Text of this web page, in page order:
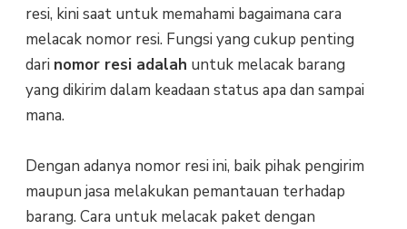
resi, kini saat untuk memahami bagaimana cara
melacak nomor resi. Fungsi yang cukup penting
dari nomor resi adalah untuk melacak barang
yang dikirim dalam keadaan status apa dan sampai
mana.
Dengan adanya nomor resi ini, baik pihak pengirim
maupun jasa melakukan pemantauan terhadap
barang. Cara untuk melacak paket dengan